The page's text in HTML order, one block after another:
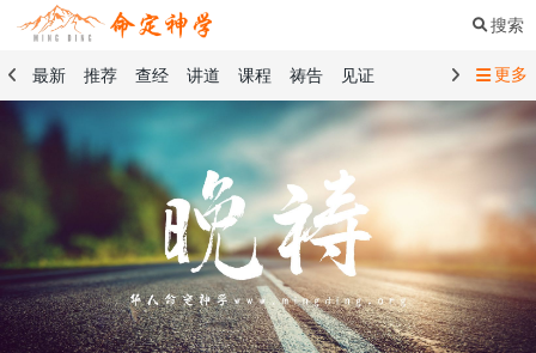
搜索
最新 推荐 查经 讲道 课程 祷告
见证
命定神学
留言板
祷告精选
讲道精选
课程精选
101课程 创世记 马太福音
传道书
圣餐礼文 01 创世记
02 出埃及记
03 利未记
04 民数记 05 申命记
06 约书亚记
07 士师记
08 路得记
09 撒母耳记上
10 撒母耳记下
11 列王纪上
12 列王纪下
更多